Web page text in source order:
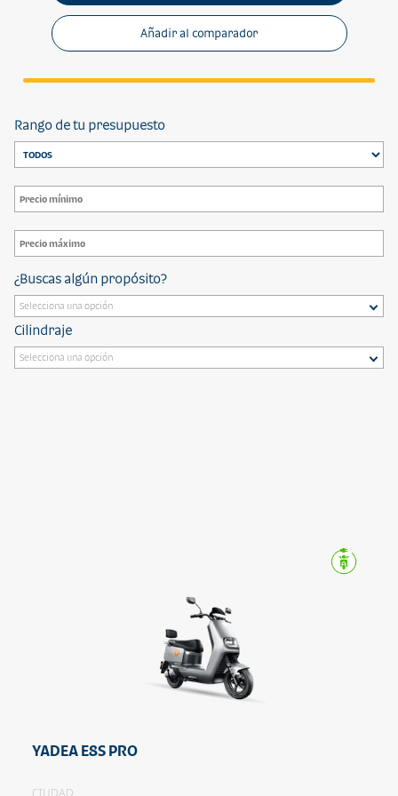
Añadir al comparador
Rango de tu presupuesto
¿Buscas algún propósito?
Cilindraje
YADEA E8S PRO
CIUDAD